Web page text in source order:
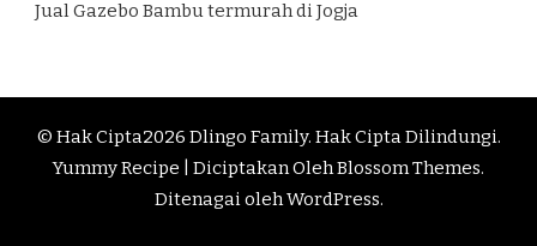
Jual Gazebo Bambu termurah di Jogja
© Hak Cipta2026 Dlingo Family. Hak Cipta Dilindungi.
Yummy Recipe | Diciptakan OlehBlossom Themes.
Ditenagai olehWordPress.